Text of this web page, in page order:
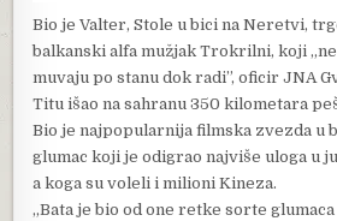
Bio je Valter, Stole u bici na Neretvi,
balkanski alfa mužjak Trokrilni, koji
muvaju po stanu dok radi”, oficir JNA
Titu išao na sahranu 350 kilometara
Bio je najpopularnija filmska zvezda u
glumac koji je odigrao najviše uloga u
a koga su voleli i milioni Kineza.
„Bata je bio od one retke sorte